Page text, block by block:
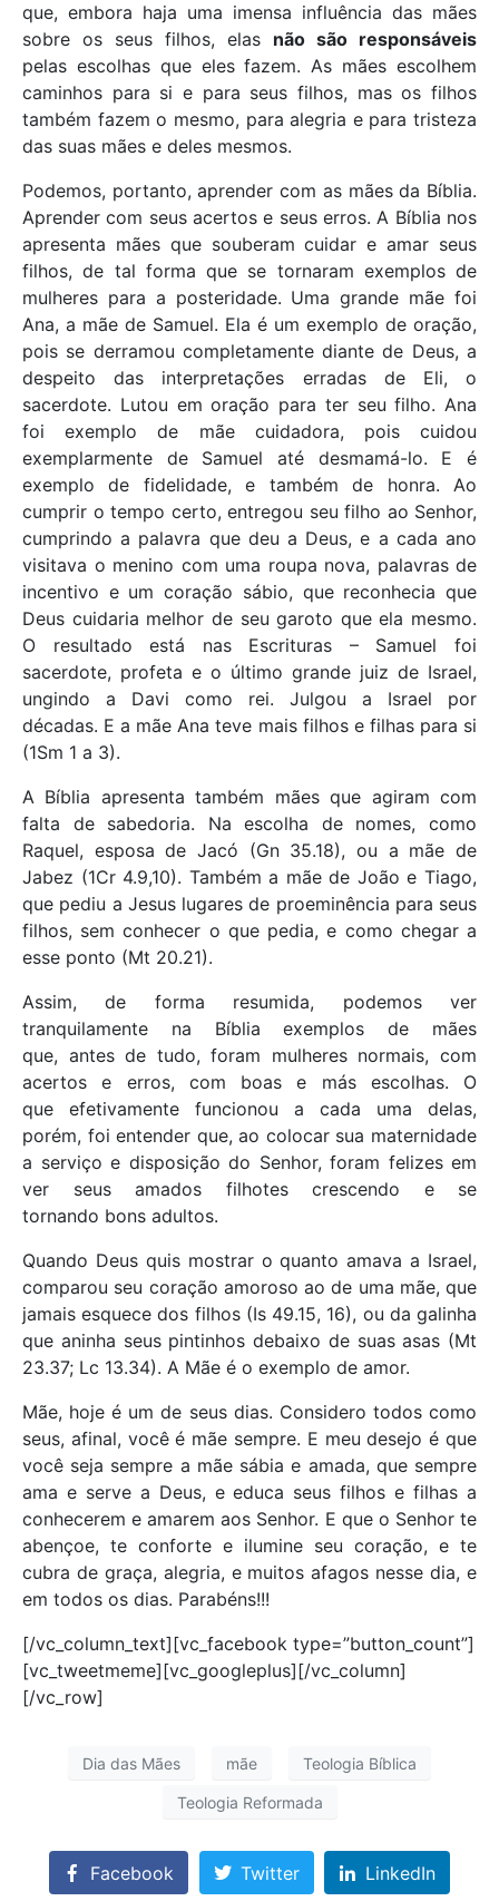
que, embora haja uma imensa influência das mães
sobre os seus filhos, elas não são responsáveis
pelas escolhas que eles fazem. As mães escolhem
caminhos para si e para seus filhos, mas os filhos
também fazem o mesmo, para alegria e para tristeza
das suas mães e deles mesmos.
Podemos, portanto, aprender com as mães da Bíblia.
Aprender com seus acertos e seus erros. A Bíblia nos
apresenta mães que souberam cuidar e amar seus
filhos, de tal forma que se tornaram exemplos de
mulheres para a posteridade. Uma grande mãe foi
Ana, a mãe de Samuel. Ela é um exemplo de oração,
pois se derramou completamente diante de Deus, a
despeito das interpretações erradas de Eli, o
sacerdote. Lutou em oração para ter seu filho. Ana
foi exemplo de mãe cuidadora, pois cuidou
exemplarmente de Samuel até desmamá-lo. E é
exemplo de fidelidade, e também de honra. Ao
cumprir o tempo certo, entregou seu filho ao Senhor,
cumprindo a palavra que deu a Deus, e a cada ano
visitava o menino com uma roupa nova, palavras de
incentivo e um coração sábio, que reconhecia que
Deus cuidaria melhor de seu garoto que ela mesmo.
O resultado está nas Escrituras – Samuel foi
sacerdote, profeta e o último grande juiz de Israel,
ungindo a Davi como rei. Julgou a Israel por
décadas. E a mãe Ana teve mais filhos e filhas para si
(1Sm 1 a 3).
A Bíblia apresenta também mães que agiram com
falta de sabedoria. Na escolha de nomes, como
Raquel, esposa de Jacó (Gn 35.18), ou a mãe de
Jabez (1Cr 4.9,10). Também a mãe de João e Tiago,
que pediu a Jesus lugares de proeminência para seus
filhos, sem conhecer o que pedia, e como chegar a
esse ponto (Mt 20.21).
Assim, de forma resumida, podemos ver
tranquilamente na Bíblia exemplos de mães
que, antes de tudo, foram mulheres normais, com
acertos e erros, com boas e más escolhas. O
que efetivamente funcionou a cada uma delas,
porém, foi entender que, ao colocar sua maternidade
a serviço e disposição do Senhor, foram felizes em
ver seus amados filhotes crescendo e se
tornando bons adultos.
Quando Deus quis mostrar o quanto amava a Israel,
comparou seu coração amoroso ao de uma mãe, que
jamais esquece dos filhos (Is 49.15, 16), ou da galinha
que aninha seus pintinhos debaixo de suas asas (Mt
23.37; Lc 13.34). A Mãe é o exemplo de amor.
Mãe, hoje é um de seus dias. Considero todos como
seus, afinal, você é mãe sempre. E meu desejo é que
você seja sempre a mãe sábia e amada, que sempre
ama e serve a Deus, e educa seus filhos e filhas a
conhecerem e amarem aos Senhor. E que o Senhor te
abençoe, te conforte e ilumine seu coração, e te
cubra de graça, alegria, e muitos afagos nesse dia, e
em todos os dias. Parabéns!!!
[/vc_column_text][vc_facebook type=”button_count”]
[vc_tweetmeme][vc_googleplus][/vc_column]
[/vc_row]
Dia das Mães mãe Teologia Bíblica
Teologia Reformada
Facebook Twitter LinkedIn